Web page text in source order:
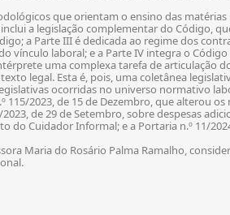
que orientam o ensino das
a legislação complementar do Código,
a Parte III é dedicada ao regime dos
vínculo laboral; e a Parte IV integra o
uma complexa tarefa de articulação
legal. Esta é, pois, uma coletânea
ocorridas no universo normativo
115/2023, de 15 de Dezembro, que alterou
de 29 de Setembro, sobre despesas
do Cuidador Informal; e a Portaria n.º 11/
Maria do Rosário Palma Ramalho,